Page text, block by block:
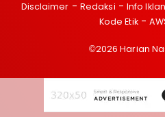
Disclaimer Redaksi Info Iklan
Kode Etik
©2026 Harian